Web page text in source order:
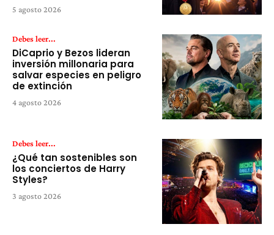
5 agosto 2026
Debes leer...
DiCaprio y Bezos lideran
inversión millonaria para
salvar especies en peligro
de extinción
4 agosto 2026
Debes leer...
¿Qué tan sostenibles son
los conciertos de Harry
Styles?
3 agosto 2026